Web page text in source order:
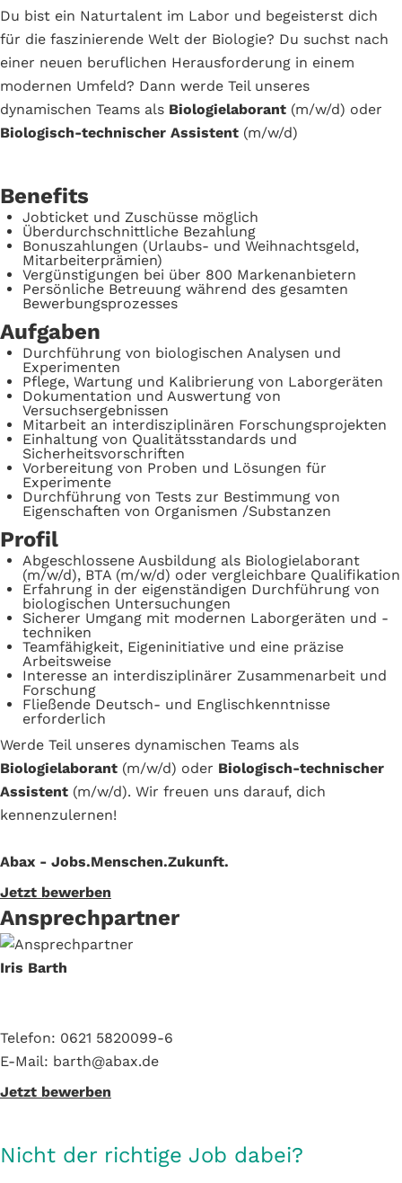
Du bist ein Naturtalent im Labor und begeisterst dich
für die faszinierende Welt der Biologie? Du suchst nach
einer neuen beruflichen Herausforderung in einem
modernen Umfeld? Dann werde Teil unseres
dynamischen Teams als Biologielaborant (m/w/d) oder
Biologisch-technischer Assistent (m/w/d)
Benefits
Jobticket und Zuschüsse möglich
Überdurchschnittliche Bezahlung
Bonuszahlungen (Urlaubs- und Weihnachtsgeld,
Mitarbeiterprämien)
Vergünstigungen bei über 800 Markenanbietern
Persönliche Betreuung während des gesamten
Bewerbungsprozesses
Aufgaben
Durchführung von biologischen Analysen und
Experimenten
Pflege, Wartung und Kalibrierung von Laborgeräten
Dokumentation und Auswertung von
Versuchsergebnissen
Mitarbeit an interdisziplinären Forschungsprojekten
Einhaltung von Qualitätsstandards und
Sicherheitsvorschriften
Vorbereitung von Proben und Lösungen für
Experimente
Durchführung von Tests zur Bestimmung von
Eigenschaften von Organismen /Substanzen
Profil
Abgeschlossene Ausbildung als Biologielaborant
(m/w/d), BTA (m/w/d) oder vergleichbare Qualifikation
Erfahrung in der eigenständigen Durchführung von
biologischen Untersuchungen
Sicherer Umgang mit modernen Laborgeräten und -
techniken
Teamfähigkeit, Eigeninitiative und eine präzise
Arbeitsweise
Interesse an interdisziplinärer Zusammenarbeit und
Forschung
Fließende Deutsch- und Englischkenntnisse
erforderlich
Werde Teil unseres dynamischen Teams als
Biologielaborant (m/w/d) oder Biologisch-technischer
Assistent (m/w/d). Wir freuen uns darauf, dich
kennenzulernen!
Abax - Jobs.Menschen.Zukunft.
Jetzt bewerben
Ansprechpartner
Iris Barth
Telefon: 0621 5820099-6
E-Mail: barth@abax.de
Jetzt bewerben
Nicht der richtige Job dabei?